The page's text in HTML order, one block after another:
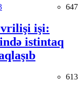
647
işi:
istintaq
613